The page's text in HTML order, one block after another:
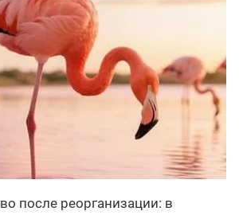
после реорганизации: в